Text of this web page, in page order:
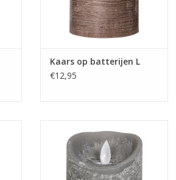
Kaars op batterijen L
€12,95
Kleur grijs
TOEVOEGEN AAN WINKELWAGEN